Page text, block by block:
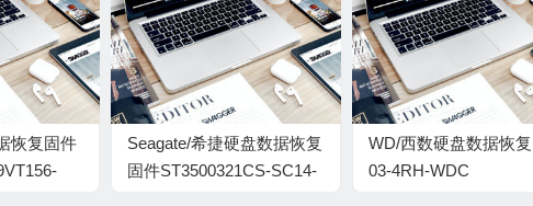
恢复固件
Seagate/希捷硬盘数据恢复
固件ST3500321CS-SC14-
WD/西数硬盘数据恢
03-4RH-WDC